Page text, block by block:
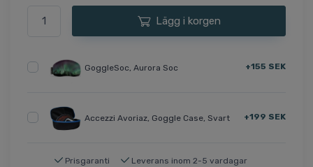
Lägg i korgen
GoggleSoc, Aurora Soc +155 SEK
Accezzi Avoriaz, Goggle Case, Svart +199 SEK
Prisgaranti
Leverans inom 2-5 vardagar